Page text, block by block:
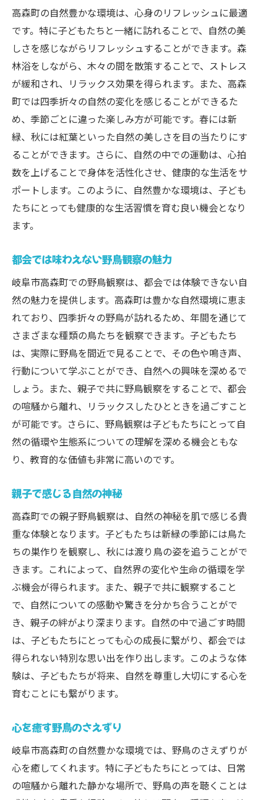
高森町の自然豊かな環境は、心身のリフレッシュに最適
です。特に子どもたちと一緒に訪れることで、自然の美
しさを感じながらリフレッシュすることができます。森
林浴をしながら、木々の間を散策することで、ストレス
が緩和され、リラックス効果を得られます。また、高森
町では四季折々の自然の変化を感じることができるた
め、季節ごとに違った楽しみ方が可能です。春には新
緑、秋には紅葉といった自然の美しさを目の当たりにす
ることができます。さらに、自然の中での運動は、心拍
数を上げることで身体を活性化させ、健康的な生活をサ
ポートします。このように、自然豊かな環境は、子ども
たちにとっても健康的な生活習慣を育む良い機会となり
ます。
都会では味わえない野鳥観察の魅力
岐阜市高森町での野鳥観察は、都会では体験できない自
然の魅力を提供します。高森町は豊かな自然環境に恵ま
れており、四季折々の野鳥が訪れるため、年間を通じて
さまざまな種類の鳥たちを観察できます。子どもたち
は、実際に野鳥を間近で見ることで、その色や鳴き声、
行動について学ぶことができ、自然への興味を深めるで
しょう。また、親子で共に野鳥観察をすることで、都会
の喧騒から離れ、リラックスしたひとときを過ごすこと
が可能です。さらに、野鳥観察は子どもたちにとって自
然の循環や生態系についての理解を深める機会ともな
り、教育的な価値も非常に高いのです。
親子で感じる自然の神秘
高森町での親子野鳥観察は、自然の神秘を肌で感じる貴
重な体験となります。子どもたちは新緑の季節には鳥た
ちの巣作りを観察し、秋には渡り鳥の姿を追うことがで
きます。これによって、自然界の変化や生命の循環を学
ぶ機会が得られます。また、親子で共に観察すること
で、自然についての感動や驚きを分かち合うことがで
き、親子の絆がより深まります。自然の中で過ごす時間
は、子どもたちにとっても心の成長に繋がり、都会では
得られない特別な思い出を作り出します。このような体
験は、子どもたちが将来、自然を尊重し大切にする心を
育むことにも繋がります。
心を癒す野鳥のさえずり
岐阜市高森町の自然豊かな環境では、野鳥のさえずりが
心を癒してくれます。特に子どもたちにとっては、日常
の喧騒から離れた静かな場所で、野鳥の声を聴くことは